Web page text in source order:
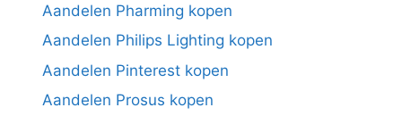
Aandelen Pharming kopen
Aandelen Philips Lighting kopen
Aandelen Pinterest kopen
Aandelen Prosus kopen